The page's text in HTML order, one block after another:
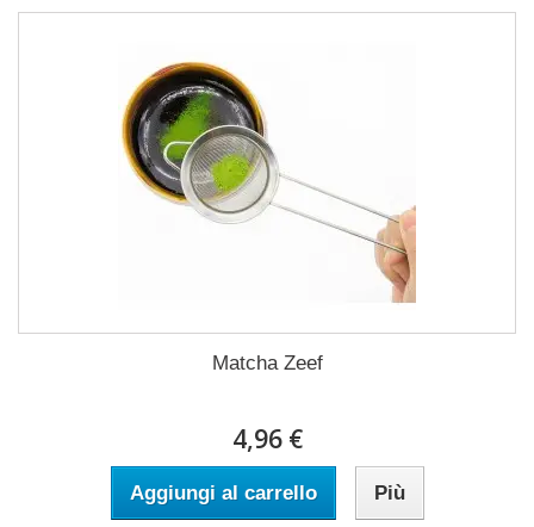
Matcha Zeef
4,96 €
Aggiungi al carrello Più